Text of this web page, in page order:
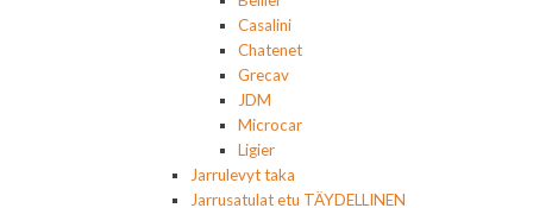
Casalini
Chatenet
Grecav
JDM
Microcar
Ligier
Jarrulevyt taka
Jarrusatulat etu TÄYDELLINEN